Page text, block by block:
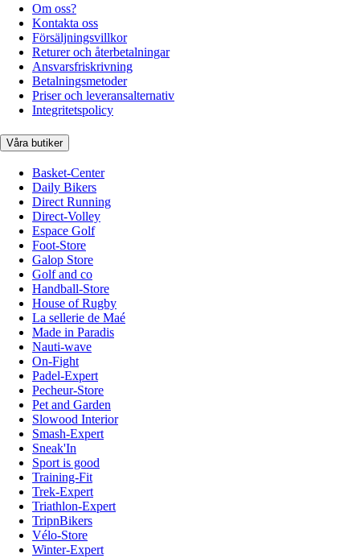
Om oss?
Kontakta oss
Försäljningsvillkor
Returer och återbetalningar
Ansvarsfriskrivning
Betalningsmetoder
Priser och leveransalternativ
Integritetspolicy
Våra butiker
Basket-Center
Daily Bikers
Direct Running
Direct-Volley
Espace Golf
Foot-Store
Galop Store
Golf and co
Handball-Store
House of Rugby
La sellerie de Maé
Made in Paradis
Nauti-wave
On-Fight
Padel-Expert
Pecheur-Store
Pet and Garden
Slowood Interior
Smash-Expert
Sneak'In
Sport is good
Training-Fit
Trek-Expert
Triathlon-Expert
TripnBikers
Vélo-Store
Winter-Expert